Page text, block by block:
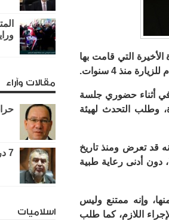
التي قامت بها
منذ 4 سنوات.
وفي أثناء حضوري جلسة
وطلب التحدث لهيئة
قد تعرض ومنذ تاريخ
سكر كاملة”، دون أدنى رعاية طبية
وإنه ممتنع وليس
اللازم، كما طلب
مقالات وآراء
7 دروس مستفادة من ثورة يناير
اسلاميات